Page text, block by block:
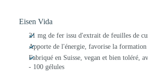
Eisen Vida
21 mg de fer issu d'extrait de feuilles de
Apporte de l'énergie, favorise la
Fabriqué en Suisse, vegan et bien toléré,
- 100 gélules